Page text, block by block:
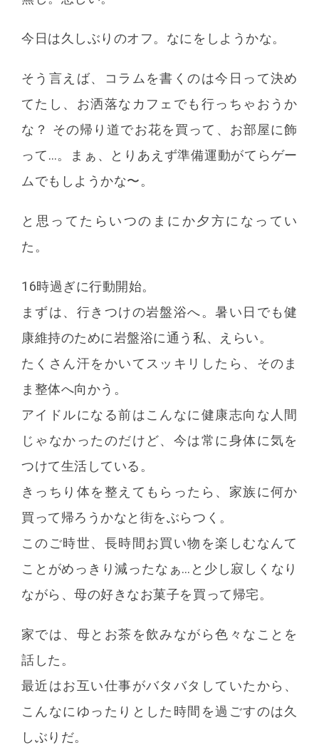
今日は久しぶりのオフ。なにをしようかな。
そう言えば、コラムを書くのは今日って決め
てたし、お洒落なカフェでも行っちゃおうか
な？ その帰り道でお花を買って、お部屋に飾
って…。まぁ、とりあえず準備運動がてらゲー
ムでもしようかな〜。
と思ってたらいつのまにか夕方になってい
た。
16時過ぎに行動開始。
まずは、行きつけの岩盤浴へ。暑い日でも健
康維持のために岩盤浴に通う私、えらい。
たくさん汗をかいてスッキリしたら、そのま
ま整体へ向かう。
アイドルになる前はこんなに健康志向な人間
じゃなかったのだけど、今は常に身体に気を
つけて生活している。
きっちり体を整えてもらったら、家族に何か
買って帰ろうかなと街をぶらつく。
このご時世、長時間お買い物を楽しむなんて
ことがめっきり減ったなぁ…と少し寂しくなり
ながら、母の好きなお菓子を買って帰宅。
家では、母とお茶を飲みながら色々なことを
話した。
最近はお互い仕事がバタバタしていたから、
こんなにゆったりとした時間を過ごすのは久
しぶりだ。